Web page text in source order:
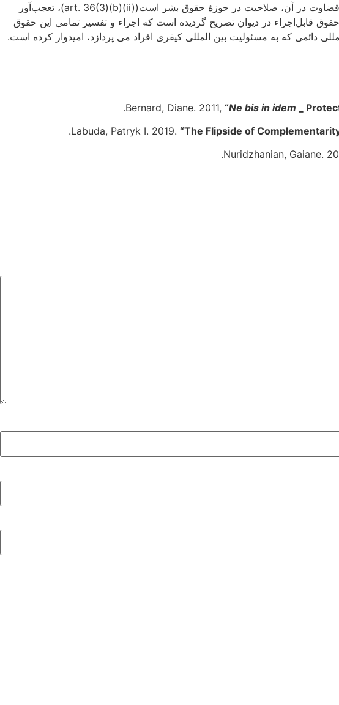
عفو مرتکبان جنایات بین المللی با قاطعیت «نه» بگوید. این رفتار از دیوانی که یکی از ویژگی های افراد معرفی‌شده برای قضاوت در آن، صلاحیت در حوزۀ حقوق بشر است(art. 36(3)(b)(ii))، تعجب‌آور
دیوان اشاره ای به موضوع عفو نشده است، در بند سوم ماده 21 پس از برشمردن حقوق قابل‌اجراء در دیوان تصریح گردیده است که اجراء و تفسیر تمامی این حقوق
دائمی که به مسئولیت بین المللی کیفری افراد می پردازد، امیدوار کرده است.
Bernard, Diane. 2011, “Ne bis in idem _
Labuda, Patryk I. 2019. “The Flipside of
Nuridzhanian, Gaiane.